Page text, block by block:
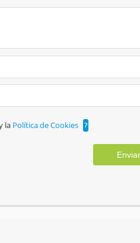
la Política de Cookies ?
Enviar